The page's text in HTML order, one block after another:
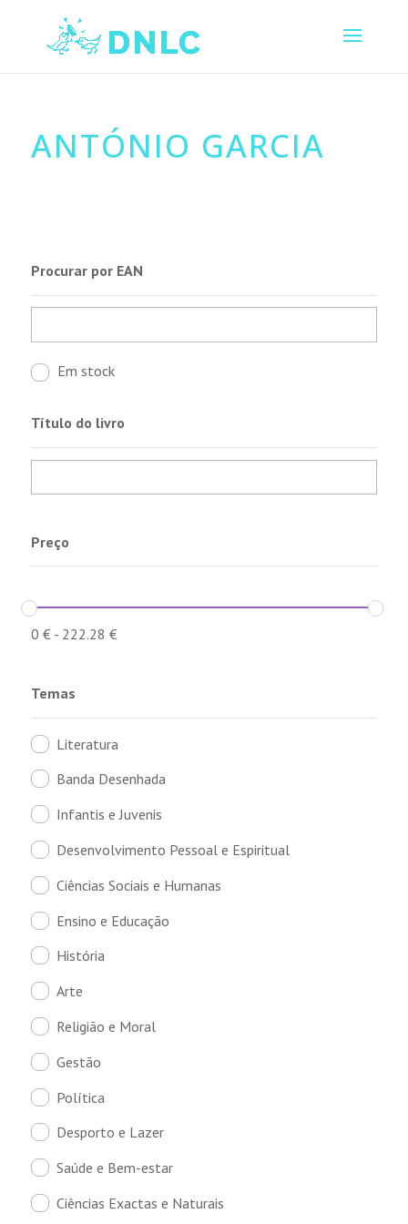
ANTÓNIO GARCIA
Procurar por EAN
Em stock
Título do livro
Preço
0 €- 222.28 €
Temas
Literatura
Banda Desenhada
Infantis e Juvenis
Desenvolvimento Pessoal e Espiritual
Ciências Sociais e Humanas
Ensino e Educação
História
Arte
Religião e Moral
Gestão
Política
Desporto e Lazer
Saúde e Bem-estar
Ciências Exactas e Naturais